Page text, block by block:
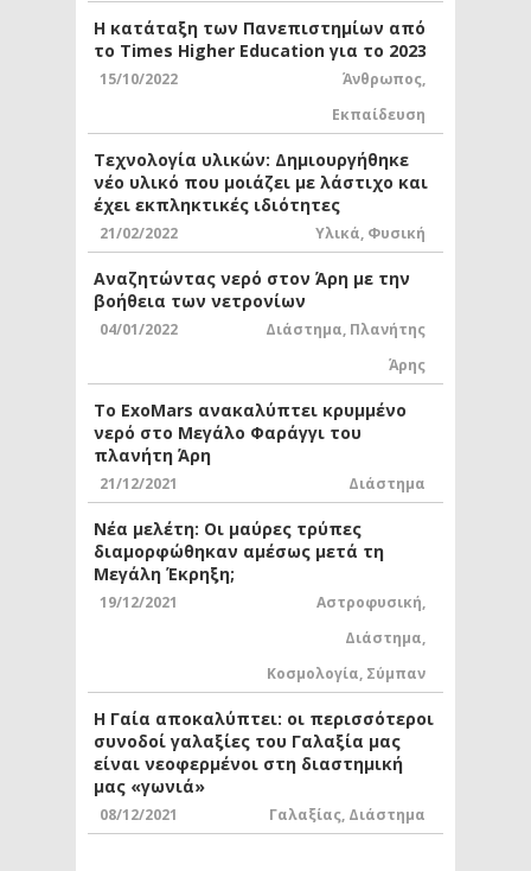
Η κατάταξη των Πανεπιστημίων από
το Times Higher Education για το 2023
15/10/2022 Άνθρωπος,
Εκπαίδευση
Τεχνολογία υλικών: Δημιουργήθηκε
νέο υλικό που μοιάζει με λάστιχο και
έχει εκπληκτικές ιδιότητες
21/02/2022 Υλικά, Φυσική
Αναζητώντας νερό στον Άρη με την
βοήθεια των νετρονίων
04/01/2022 Διάστημα, Πλανήτης
Άρης
Το ExoMars ανακαλύπτει κρυμμένο
νερό στο Μεγάλο Φαράγγι του
πλανήτη Άρη
21/12/2021 Διάστημα
Νέα μελέτη: Οι μαύρες τρύπες
διαμορφώθηκαν αμέσως μετά τη
Μεγάλη Έκρηξη;
19/12/2021 Αστροφυσική,
Διάστημα,
Κοσμολογία, Σύμπαν
Η Γαία αποκαλύπτει: οι περισσότεροι
συνοδοί γαλαξίες του Γαλαξία μας
είναι νεοφερμένοι στη διαστημική
μας «γωνιά»
08/12/2021 Γαλαξίας, Διάστημα